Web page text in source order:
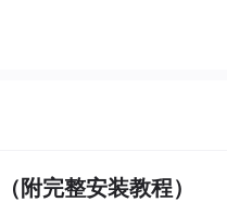
完整安装教程）